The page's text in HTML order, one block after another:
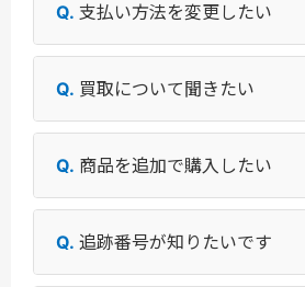
支払い方法を変更したい
買取について聞きたい
商品を追加で購入したい
追跡番号が知りたいです